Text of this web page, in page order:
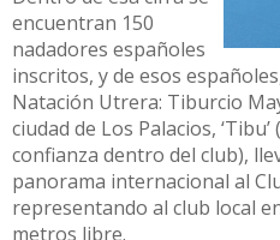
encuentran 150
nadadores españoles
inscritos, y de esos
Natación Utrera: Tiburcio
ciudad de Los Palacios,
confianza dentro del club),
panorama internacional al
representando al club local
metros libre.